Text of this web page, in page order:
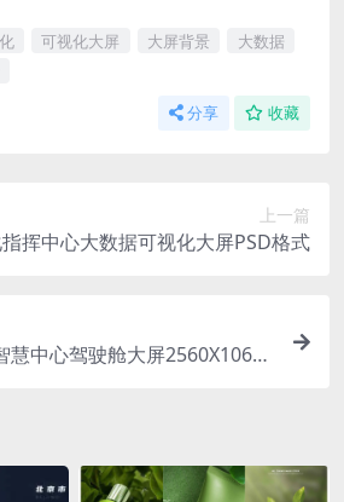
可视化大屏 大屏背景
大数据
分享 收藏
上一篇
挥中心大数据可视化大屏PSD格式
慧中心驾驶舱大屏2560X1060